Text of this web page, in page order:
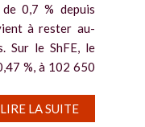
0,7 % depuis
à rester au-
Sur le ShFE, le
%, à 102 650
LIRE LA SUITE